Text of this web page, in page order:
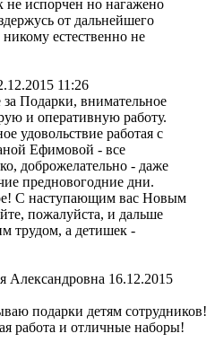
не испорчен но нагажено
от дальнейшего
естественно не
11:26
Подарки, внимательное
и оперативную работу.
удовольствие работая с
Ефимовой - все
доброжелательно - даже
предновогодние дни.
С наступающим вас Новым
пожалуйста, и дальше
трудом, а детишек -
Александровна 16.12.2015
подарки детям сотрудников!
работа и отличные наборы!